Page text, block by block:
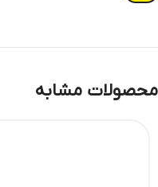
محصولات مشابه